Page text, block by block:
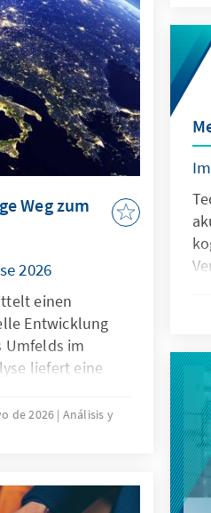
Weg zum
2026
einen
Entwicklung
Umfelds im
liefert eine
gibt sie
und
de 2026 Análisis y